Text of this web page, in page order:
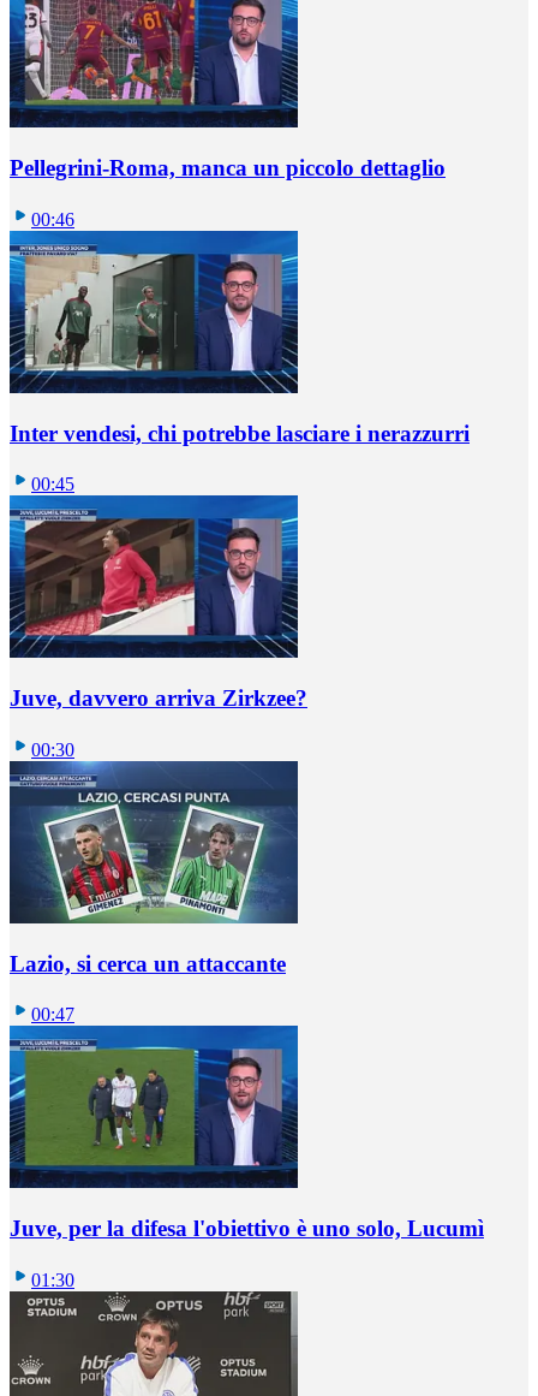
Pellegrini-Roma, manca un piccolo dettaglio
00:46
Inter vendesi, chi potrebbe lasciare i nerazzurri
00:45
Juve, davvero arriva Zirkzee?
00:30
Lazio, si cerca un attaccante
00:47
Juve, per la difesa l'obiettivo è uno solo, Lucumì
01:30